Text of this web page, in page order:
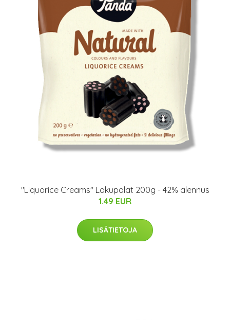
"Liquorice Creams" Lakupalat 200g - 42% alennus
1.49 EUR
LISÄTIETOJA